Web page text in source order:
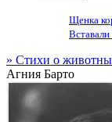
Щенка
» Стихи о
Агния Барто